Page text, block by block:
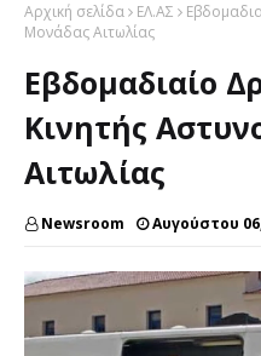
Αρχική σελίδα ΕΛ.ΑΣ
Μονάδας Αιτωλίας
Εβδομαδιαίο
Κινητής
Αιτωλίας
Newsroom Αυγούστου